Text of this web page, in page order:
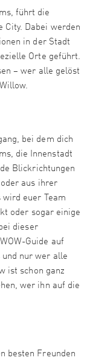
führt die
City. Dabei werden
in der Stadt
Orte geführt.
– wer alle gelöst
bei dem dich
die Innenstadt
Blickrichtungen
aus ihrer
wird euer Team
oder sogar einige
dieser
Guide auf
nur wer alle
ist schon ganz
wer ihn auf die
besten Freunden